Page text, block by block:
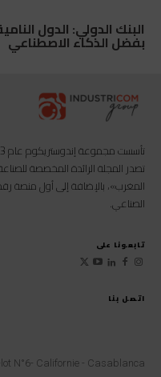
البنك الدولي: الدول
بفضل الذكاء الاصطناعي
اتصل بنا
N°6- Californie - Casablanca
تصدر المجلة الرائدة المخصصة
المغرب»، بالإضافة إلى أول منصة
الصناعي.
تابعونا على